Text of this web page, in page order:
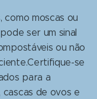
moscas ou
ser um sinal
ou não
se
para a
cascas de ovos e